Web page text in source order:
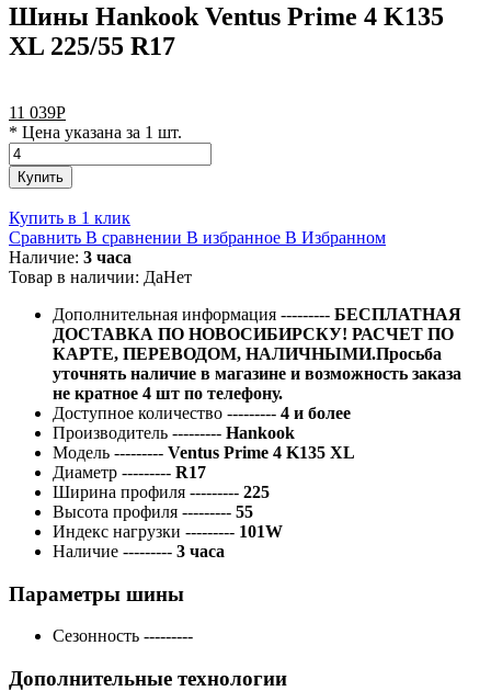
Шины Hankook Ventus Prime 4 K135
XL 225/55 R17
11 039Р
* Цена указана за 1 шт.
Купить
Купить в 1 клик
Сравнить В сравнении В избранное В Избранном
Наличие: 3 часа
Товар в наличии: ДаНет
Дополнительная информация --------- БЕСПЛАТНАЯ
ДОСТАВКА ПО НОВОСИБИРСКУ! РАСЧЕТ ПО
КАРТЕ, ПЕРЕВОДОМ, НАЛИЧНЫМИ.Просьба
уточнять наличие в магазине и возможность заказа
не кратное 4 шт по телефону.
Доступное количество --------- 4 и более
Производитель --------- Hankook
Модель --------- Ventus Prime 4 K135 XL
Диаметр --------- R17
Ширина профиля --------- 225
Высота профиля --------- 55
Индекс нагрузки --------- 101W
Наличие --------- 3 часа
Параметры шины
Сезонность ---------
Дополнительные технологии